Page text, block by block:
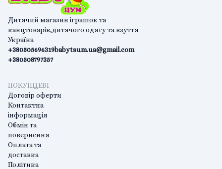
Дитячий магазин іграшок та
канцтоварів,дитячого одягу та взуття
Україна
+380505696319
+380508797357
babytsum.ua@gmail.com
ПОКУПЦЕВІ
Договір оферти
Контактна
інформація
Обмін та
повернення
Оплата та
доставка
Політика